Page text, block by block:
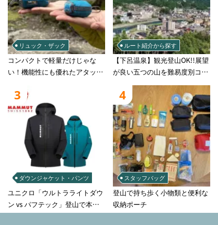
リュック・ザック
コンパクトで軽量だけじゃな
い！機能性にも優れたアタック
ムと選び方
ルート紹介から探す
【下呂温泉】観光登山OK!!展望
が良い五つの山を難易度別コー
スでご案
3
ダウンジャケット・パンツ
ユニクロ「ウルトラライトダウ
ン vs パフテック」登山で本当
に使えるのはどっち？徹底比較
4
スタッフバッグ
登山で持ち歩く小物類と便利な
収納ポーチ